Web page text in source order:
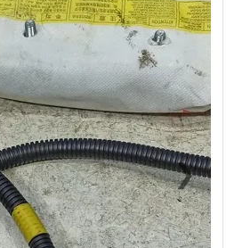
❯Next